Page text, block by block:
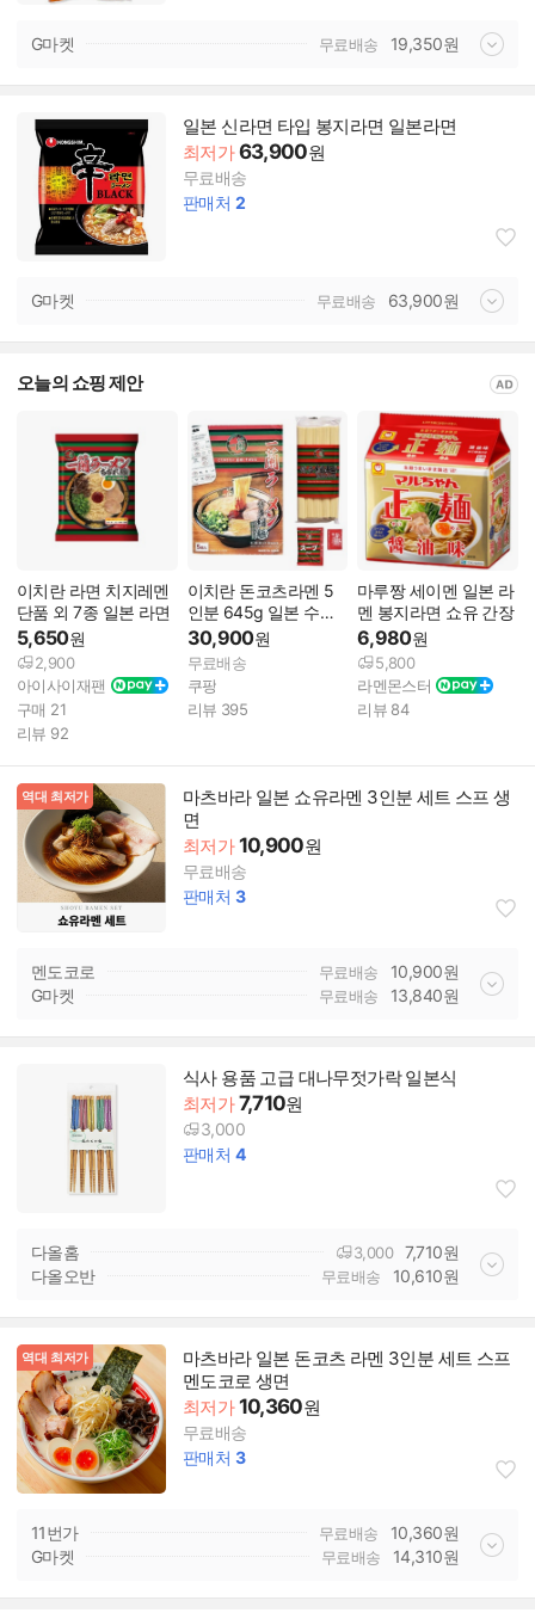
G마켓 무료배송 19,350원
일본 신라면 타입 봉지라면 일본라면
최저가63,900원
무료배송
판매처 2
G마켓 무료배송 63,900원
오늘의 쇼핑 제안
이치란 라면 치지레멘
단품 외 7종 일본 라면
5,650원
2,900
아이사이재팬
구매 21
리뷰 92
이치란 돈코츠라멘 5
인분 645g 일본 수입
봉지 라면 면류 진하고
깊은 맛 쫄깃한 풍미
30,900원
무료배송
쿠팡
리뷰 395
마루짱 세이멘 일본 라
멘 봉지라면 쇼유 간장
6,980원
5,800
라멘몬스터
리뷰 84
역대 최저가
마츠바라 일본 쇼유라멘 3인분 세트 스프 생
면
최저가10,900원
무료배송
판매처 3
멘도코로 무료배송 10,900원
G마켓
무료배송 13,840원
식사 용품 고급 대나무젓가락 일본식
최저가7,710원
3,000
판매처 4
다올홈 3,000 7,710원
다올오반
무료배송 10,610원
역대 최저가
마츠바라 일본 돈코츠 라멘 3인분 세트 스프
멘도코로 생면
최저가10,360원
무료배송
판매처 3
11번가 무료배송 10,360원
G마켓
무료배송 14,310원